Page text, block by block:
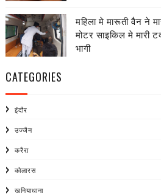
महिला मे मारूती वैन ने
मोटर साइकिल मे मारी
भागी
CATEGORIES
इंदौर
उज्जैन
करैरा
कोलारस
खनियाधाना